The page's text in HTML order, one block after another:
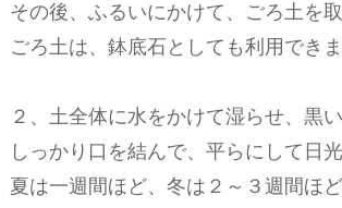
その後、ふるいにかけて、ごろ土を
ごろ土は、鉢底石としても利用でき
２、土全体に水をかけて湿らせ、黒
しっかり口を結んで、平らにして日
夏は一週間ほど、冬は２～３週間ほ